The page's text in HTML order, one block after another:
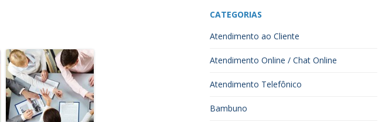
CATEGORIAS
Atendimento ao Cliente
Atendimento Online / Chat Online
Atendimento Telefônico
Bambuno